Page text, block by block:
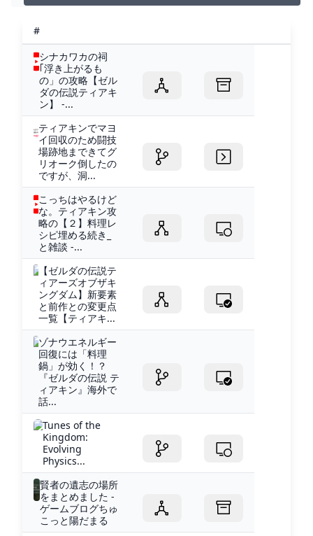
#
シナカワカの祠
｢浮き上がるも
の」の攻略【ゼル
ダの伝説ティアキ
ン】 -...
ティアキンでマヨ
イ回収のため闘技
場跡地まできてグ
リオーク倒したの
ですが、洞...
こっちはやるけど
な。ティアキン攻
略の【２】料理レ
シピ埋める続き_
と雑談 -...
【ゼルダの伝説テ
ィアーズオブザキ
ングダム】新要素
と前作との変更点
一覧【ティアキ...
ゾナウエネルギー
回復には「料理
鍋」が効く！？
『ゼルダの伝説 テ
ィアキン』海外で
話...
Tunes of the
Kingdom:
Evolving
Physics...
賢者の遺志の場所
をまとめました -
ゲームブログちゅ
こっと陽だまる